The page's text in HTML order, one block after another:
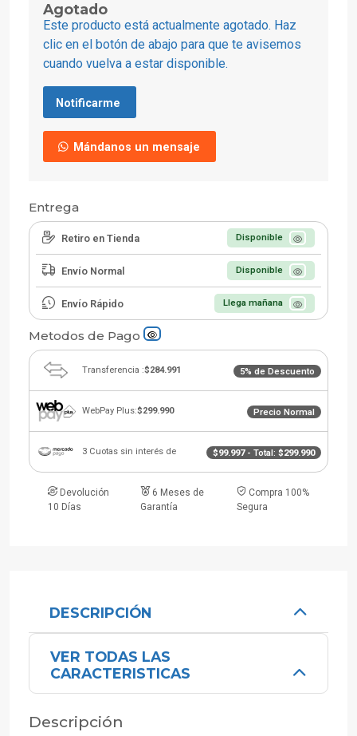
Agotado
Este producto está actualmente agotado. Haz
clic en el botón de abajo para que te avisemos
cuando vuelva a estar disponible.
Notificarme
Mándanos un mensaje
Entrega
Retiro en Tienda Disponible
Envío Normal Disponible
Envío Rápido Llega mañana
Metodos de Pago
Transferencia :$284.991 5% de Descuento
WebPay Plus:$299.990 Precio Normal
3 Cuotas sin interés de $99.997- Total: $299.990
Devolución
10 Días
6 Meses de
Garantía
Compra 100%
Segura
DESCRIPCIÓN
VER TODAS LAS
CARACTERISTICAS
Descripción